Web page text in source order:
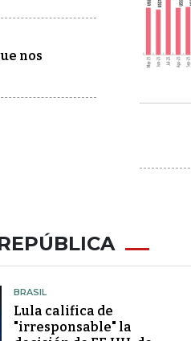
nos
BRASIL
Lula califica de
"irresponsable" la